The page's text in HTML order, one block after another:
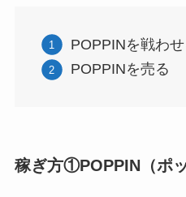
POPPINを戦わせ
POPPINを売る
稼ぎ方①POPPIN（ポ